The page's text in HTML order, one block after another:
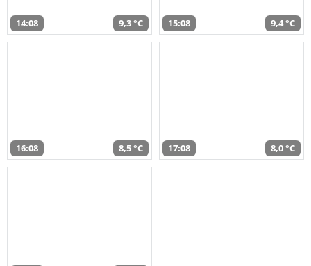
14:08 9,3 °C 15:08 9,4 °C
16:08 8,5 °C 17:08 8,0 °C